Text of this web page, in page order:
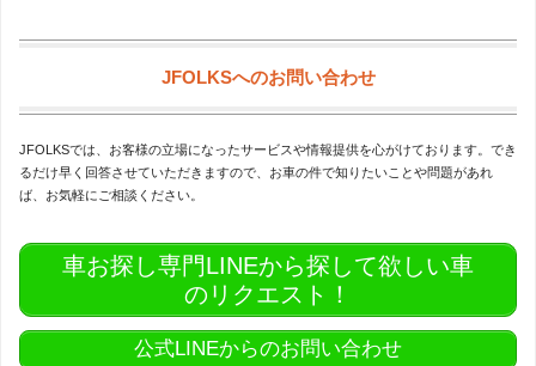
JFOLKSへのお問い合わせ
JFOLKSでは、お客様の立場になったサービスや情報提供を心がけております。でき
るだけ早く回答させていただきますので、お車の件で知りたいことや問題があれ
ば、お気軽にご相談ください。
車お探し専門LINEから探して欲しい車
のリクエスト！
公式LINEからのお問い合わせ